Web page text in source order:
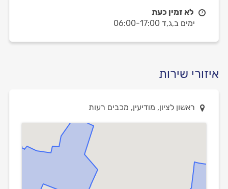
לא זמין כעת
ימים ב,ג,ד 06:00-17:00
איזורי שירות
ראשון לציון, מודיעין, מכבים רעות